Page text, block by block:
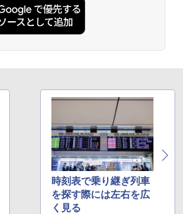
時刻表で乗り継ぎ列車
を探す際には左右を広
く見る